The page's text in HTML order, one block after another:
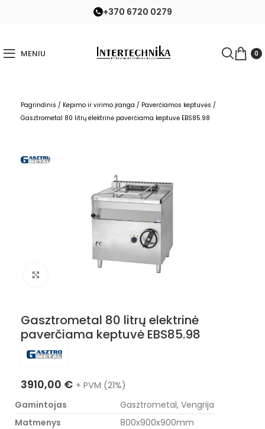
+370 6720 0279
MENIU 0
Pagrindinis / Kepimo ir virimo įranga / Paverčiamos keptuvės /
Gasztrometal 80 litrų elektrinė paverčiama keptuvė EBS85.98
Gasztrometal 80 litrų elektrinė
paverčiama keptuvė EBS85.98
3910,00 € + PVM (21%)
Gamintojas
Gasztrometal, Vengrija
Matmenys
800x900x900mm